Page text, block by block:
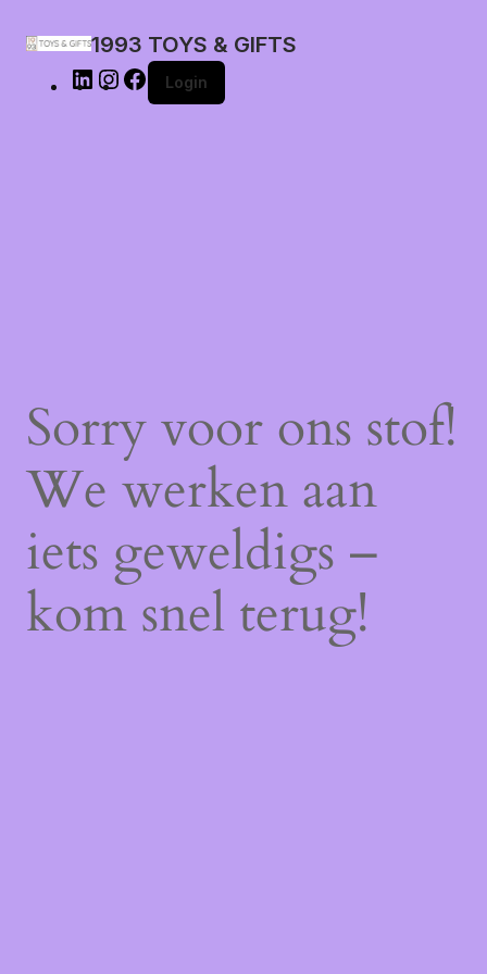
1993 TOYS & GIFTS
Login
Sorry voor ons stof!
We werken aan
iets geweldigs –
kom snel terug!